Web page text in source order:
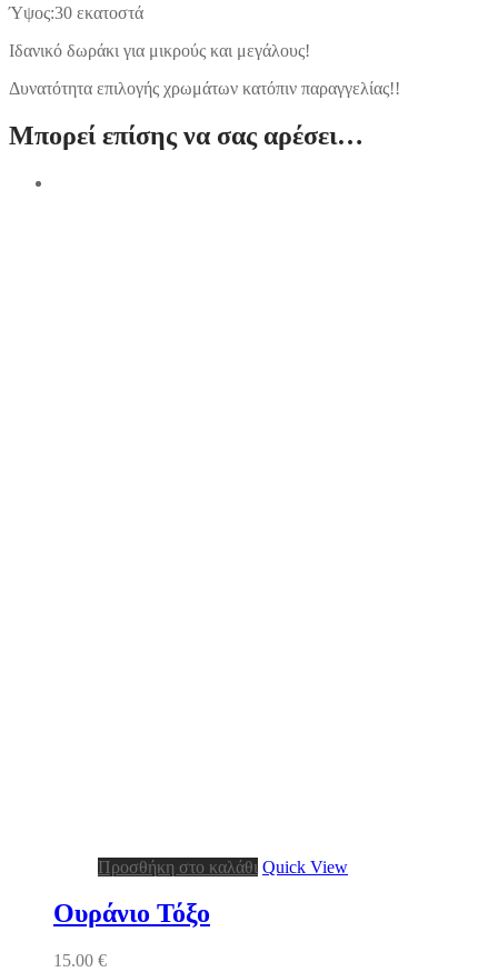
Ύψος:30 εκατοστά
Ιδανικό δωράκι για μικρούς και μεγάλους!
Δυνατότητα επιλογής χρωμάτων κατόπιν παραγγελίας!!
Μπορεί επίσης να σας αρέσει…
Προσθήκη στο καλάθι Quick View
Ουράνιο Τόξο
15.00 €